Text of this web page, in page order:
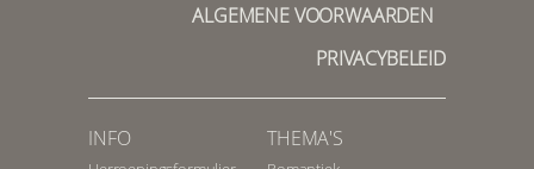
ALGEMENE VOORWAARDEN
PRIVACYBELEID
INFO THEMA'S